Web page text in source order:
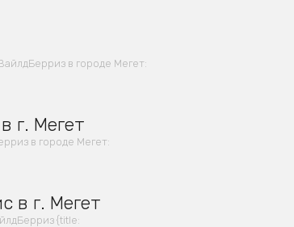
в городе Мегет:
г. Мегет
в городе Мегет:
в г. Мегет
{title: